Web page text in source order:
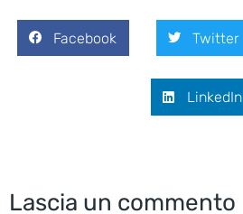
Facebook Twitter
LinkedIn
Lascia un commento